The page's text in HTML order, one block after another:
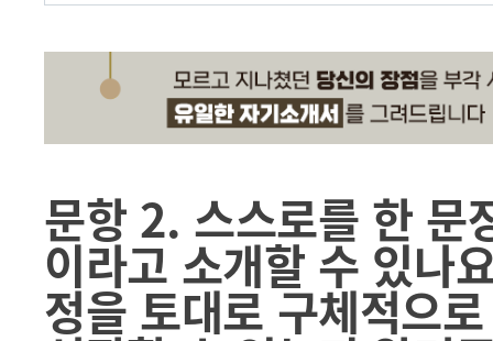
문항 2. 스스로를 한 문
이라고 소개할 수 있나
정을 토대로 구체적으